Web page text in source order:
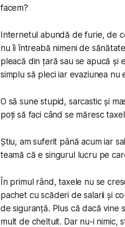
facem?
Internetul abundă de furie, de
nu îi întreabă nimeni de
pleacă din țară sau se apucă și
simplu să pleci iar evaziunea nu
O să sune stupid, sarcastic și
poți să faci când se măresc
Știu, am suferit până acum iar
teamă că e singurul lucru pe
În primul rând, taxele nu se
pachet cu scăderi de salarii și
de siguranță. Plus că dacă vine
mult de cheltuit. Dar nu-i nimic,